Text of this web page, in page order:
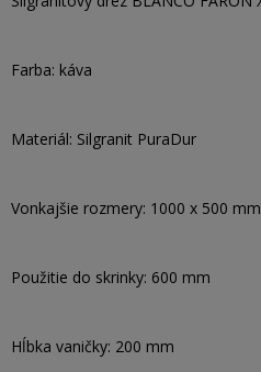
Farba: káva
Materiál: Silgranit PuraDur
Vonkajšie rozmery: 1000 x 500 mm
Použitie do skrinky: 600 mm
Hĺbka vaničky: 200 mm